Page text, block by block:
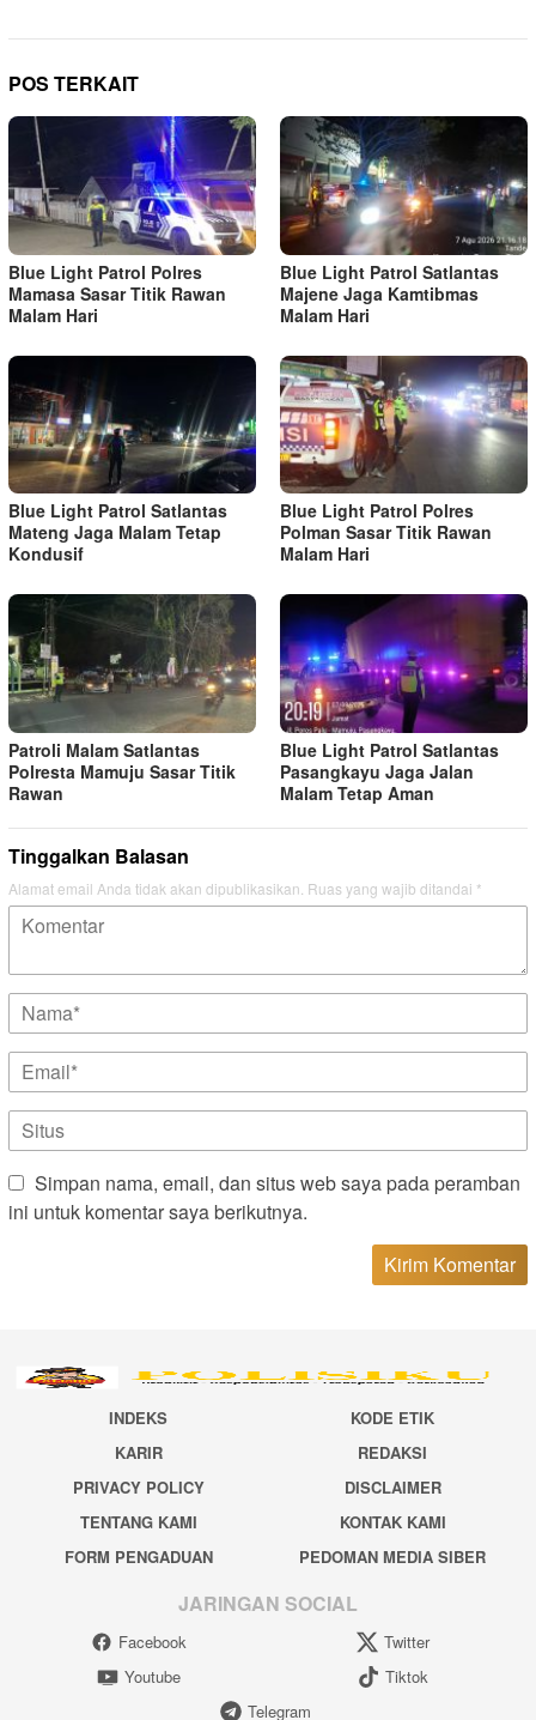
POS TERKAIT
Blue Light Patrol Polres
Mamasa Sasar Titik Rawan
Malam Hari
Blue Light Patrol Satlantas
Majene Jaga Kamtibmas
Malam Hari
Blue Light Patrol Satlantas
Mateng Jaga Malam Tetap
Kondusif
Blue Light Patrol Polres
Polman Sasar Titik Rawan
Malam Hari
Patroli Malam Satlantas
Polresta Mamuju Sasar Titik
Rawan
Blue Light Patrol Satlantas
Pasangkayu Jaga Jalan
Malam Tetap Aman
Tinggalkan Balasan
Alamat email Anda tidak akan dipublikasikan. Ruas yang wajib ditandai *
Simpan nama, email, dan situs web saya pada peramban
ini untuk komentar saya berikutnya.
INDEKS
KODE ETIK
KARIR
REDAKSI
PRIVACY POLICY
DISCLAIMER
TENTANG KAMI
KONTAK KAMI
FORM PENGADUAN
PEDOMAN MEDIA SIBER
JARINGAN SOCIAL
Facebook
Twitter
Youtube
Tiktok
Telegram